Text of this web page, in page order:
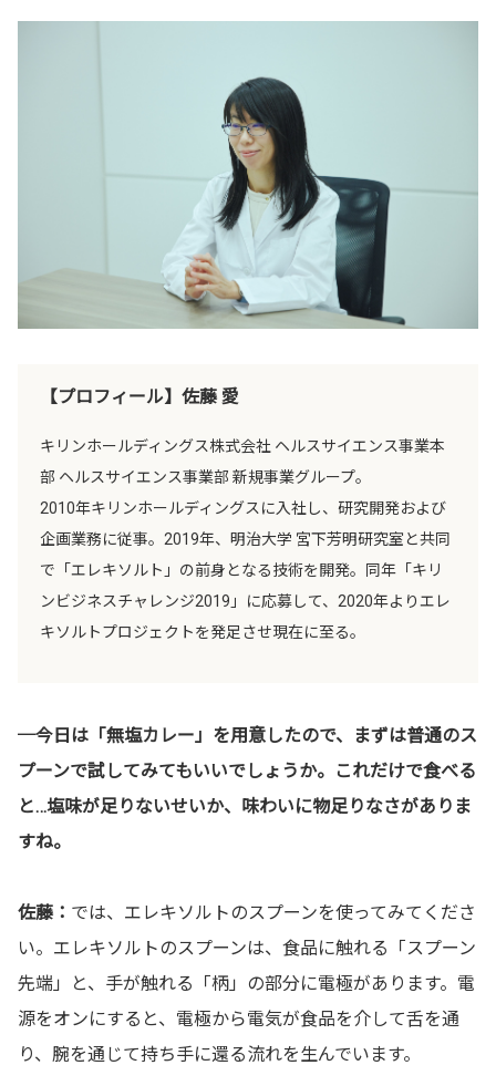
【プロフィール】佐藤 愛
キリンホールディングス株式会社 ヘルスサイエンス事業本
部 ヘルスサイエンス事業部 新規事業グループ。
2010年キリンホールディングスに入社し、研究開発および
企画業務に従事。2019年、明治大学 宮下芳明研究室と共同
で「エレキソルト」の前身となる技術を開発。同年「キリ
ンビジネスチャレンジ2019」に応募して、2020年よりエレ
キソルトプロジェクトを発足させ現在に至る。
─今日は「無塩カレー」を用意したので、まずは普通のス
プーンで試してみてもいいでしょうか。これだけで食べる
と…塩味が足りないせいか、味わいに物足りなさがありま
すね。
佐藤： では、エレキソルトのスプーンを使ってみてくださ
い。エレキソルトのスプーンは、食品に触れる「スプーン
先端」と、手が触れる「柄」の部分に電極があります。電
源をオンにすると、電極から電気が食品を介して舌を通
り、腕を通じて持ち手に還る流れを生んでいます。